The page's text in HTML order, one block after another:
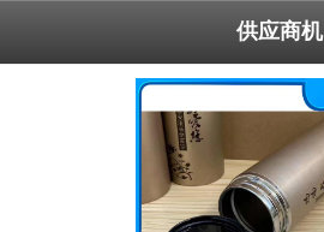
供应商机